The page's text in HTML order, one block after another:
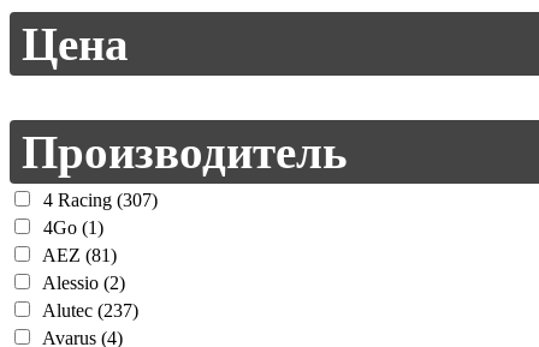
Цена
Производитель
4 Racing (307)
4Go (1)
AEZ (81)
Alessio (2)
Alutec (237)
Avarus (4)